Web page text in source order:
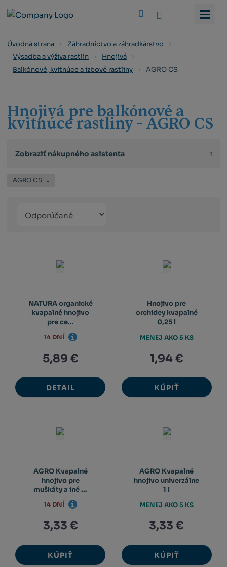
Úvodná strana
Záhradníctvo a záhradkárstvo
Výsadba a výživa rastlín
Hnojivá
Balkónové, kvitnúce a izbové rastliny
AGRO CS
Hnojivá pre balkónové a
kvitnúce rastliny - AGRO CS
Zobraziť nákupného asistenta
AGRO CS
produktů
NATURA organické
kvapalné hnojivo
pre ce...
5,89 €
DETAIL
14 DNÍ
Hnojivo pre
orchidey kvapalné
0,25 l
1,94 €
KÚPIŤ
MENEJ AKO 5 KS
AGRO Kvapalné
hnojivo pre
muškáty a iné ...
3,33 €
KÚPIŤ
14 DNÍ
AGRO Kvapalné
hnojivo univerzálne
1 l
3,33 €
KÚPIŤ
MENEJ AKO 5 KS